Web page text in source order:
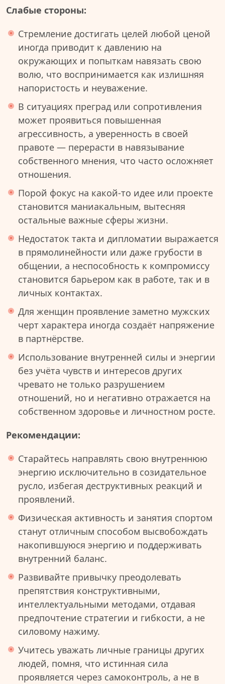
Слабые стороны:
Стремление достигать целей любой ценой
иногда приводит к давлению на
окружающих и попыткам навязать свою
волю, что воспринимается как излишняя
напористость и неуважение.
В ситуациях преград или сопротивления
может проявиться повышенная
агрессивность, а уверенность в своей
правоте — перерасти в навязывание
собственного мнения, что часто осложняет
отношения.
Порой фокус на какой-то идее или проекте
становится маниакальным, вытесняя
остальные важные сферы жизни.
Недостаток такта и дипломатии выражается
в прямолинейности или даже грубости в
общении, а неспособность к компромиссу
становится барьером как в работе, так и в
личных контактах.
Для женщин проявление заметно мужских
черт характера иногда создаёт напряжение
в партнёрстве.
Использование внутренней силы и энергии
без учёта чувств и интересов других
чревато не только разрушением
отношений, но и негативно отражается на
собственном здоровье и личностном росте.
Рекомендации:
Старайтесь направлять свою внутреннюю
энергию исключительно в созидательное
русло, избегая деструктивных реакций и
проявлений.
Физическая активность и занятия спортом
станут отличным способом высвобождать
накопившуюся энергию и поддерживать
внутренний баланс.
Развивайте привычку преодолевать
препятствия конструктивными,
интеллектуальными методами, отдавая
предпочтение стратегии и гибкости, а не
силовому нажиму.
Учитесь уважать личные границы других
людей, помня, что истинная сила
проявляется через самоконтроль, а не в